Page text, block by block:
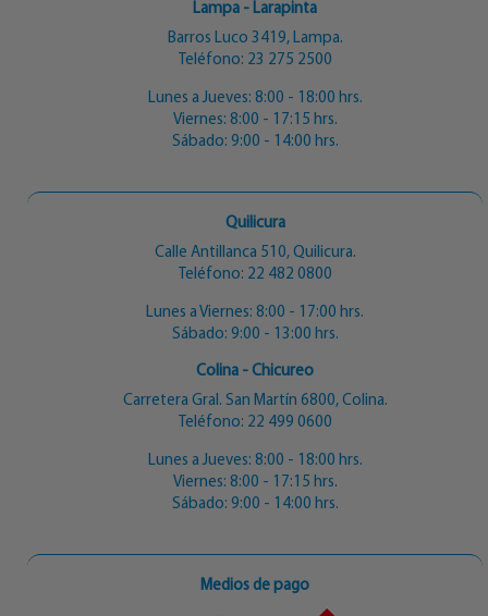
Lampa - Larapinta
Barros Luco 3419, Lampa.
Teléfono: 23 275 2500
Lunes a Jueves: 8:00 - 18:00 hrs.
Viernes: 8:00 - 17:15 hrs.
Sábado: 9:00 - 14:00 hrs.
Quilicura
Calle Antillanca 510, Quilicura.
Teléfono: 22 482 0800
Lunes a Viernes: 8:00 - 17:00 hrs.
Sábado: 9:00 - 13:00 hrs.
Colina - Chicureo
Carretera Gral. San Martín 6800, Colina.
Teléfono: 22 499 0600
Lunes a Jueves: 8:00 - 18:00 hrs.
Viernes: 8:00 - 17:15 hrs.
Sábado: 9:00 - 14:00 hrs.
Medios de pago